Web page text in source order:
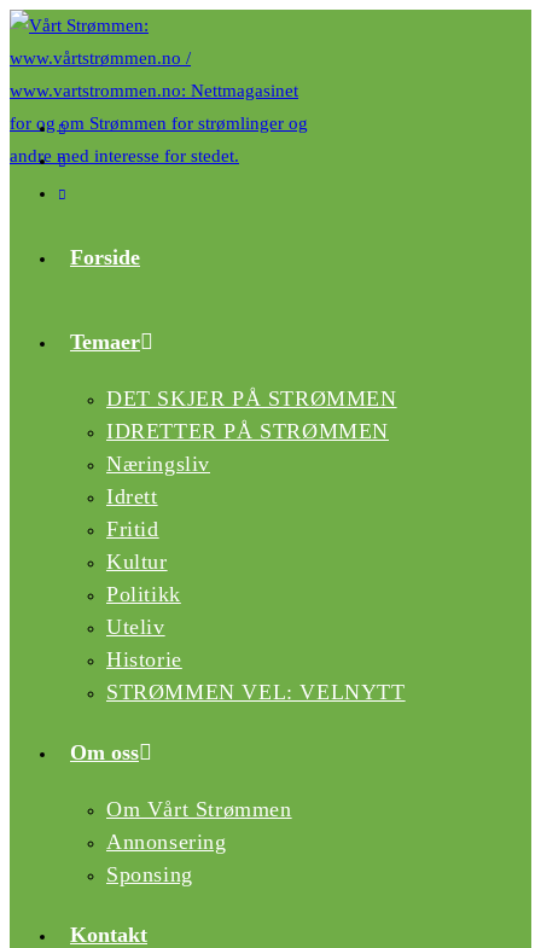
Forside
Temaer
DET SKJER PÅ STRØMMEN
IDRETTER PÅ STRØMMEN
Næringsliv
Idrett
Fritid
Kultur
Politikk
Uteliv
Historie
STRØMMEN VEL: VELNYTT
Om oss
Om Vårt Strømmen
Annonsering
Sponsing
Kontakt